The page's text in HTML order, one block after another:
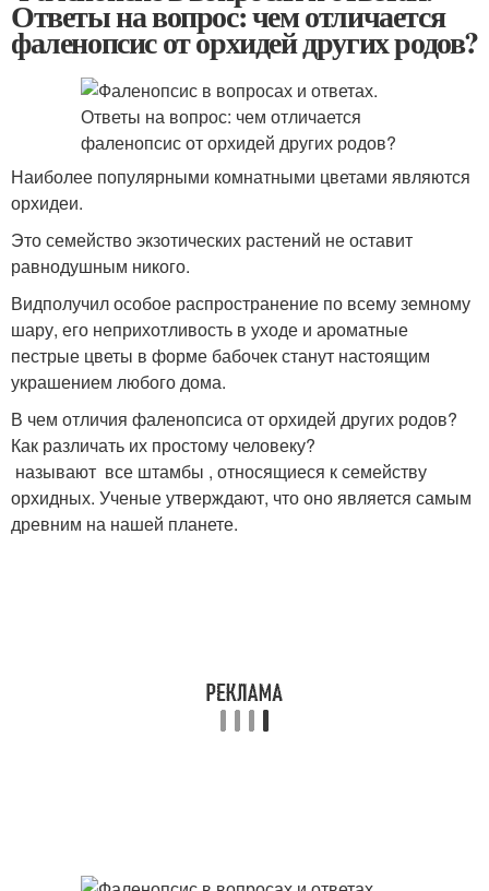
Ответы на вопрос: чем отличается
фаленопсис от орхидей других родов?
Наиболее популярными комнатными цветами являются
орхидеи.
Это семейство экзотических растений не оставит
равнодушным никого.
Видполучил особое распространение по всему земному
шару, его неприхотливость в уходе и ароматные
пестрые цветы в форме бабочек станут настоящим
украшением любого дома.
В чем отличия фаленопсиса от орхидей других родов?
Как различать их простому человеку?
называют все штамбы , относящиеся к семейству
орхидных. Ученые утверждают, что оно является самым
древним на нашей планете.